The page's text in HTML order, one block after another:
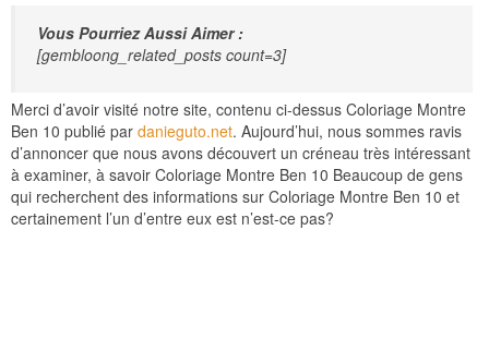
Vous Pourriez Aussi Aimer :
[gembloong_related_posts count=3]
Merci d’avoir visité notre site, contenu ci-dessus Coloriage Montre
Ben 10 publié par danieguto.net. Aujourd’hui, nous sommes ravis
d’annoncer que nous avons découvert un créneau très intéressant
à examiner, à savoir Coloriage Montre Ben 10 Beaucoup de gens
qui recherchent des informations sur Coloriage Montre Ben 10 et
certainement l’un d’entre eux est n’est-ce pas?